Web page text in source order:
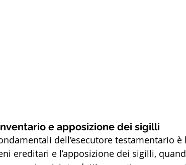
e apposizione dei sigilli
dell’esecutore testamentario è
ereditari e l’apposizione dei sigilli,